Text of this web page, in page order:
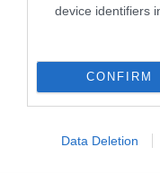
device identifiers
CONFIRM
Data Deletion
Με δύο συμμετοχές
Παναθηναϊκού την
πρωτάθλημα